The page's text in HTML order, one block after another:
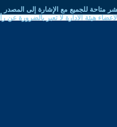
متاحة للجميع مع الإشارة إلى المصدر
هيئة الادارة لا تعبر بالضرورة عن